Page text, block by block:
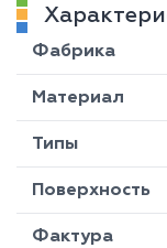
Фабрика
Материал
Типы
Поверхность
Фактура